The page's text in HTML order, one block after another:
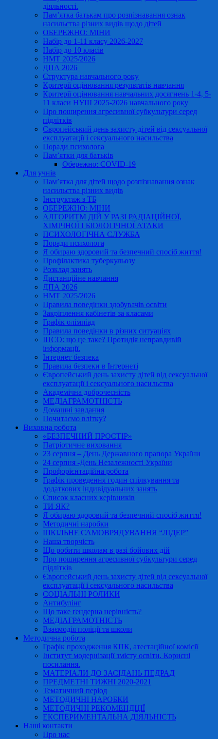
діяльності.
Пам’ятка батькам про розпізнавання ознак
насильства різних видів щодо дітей
ОБЕРЕЖНО: МІНИ
Набір до 1-11 класу 2026-2027
Набір до 10 класів
НМТ 2025/2026
ДПА 2026
Структура навчального року
Критерії оцінювання результатів навчання
Критерії оцінювання навчальних досягнень 1-4, 5-
11 класи НУШ 2025-2026 навчального року
Про поширення агресивної субкультури серед
підлітків
Європейський день захисту дітей від сексуальної
експлуатації і сексуального насильства
Поради психолога
Пам’ятки для батьків
Обережно: COVID-19
Для учнів
Пам’ятка для дітей щодо розпізнавання ознак
насильства різних видів
Інструктаж з ТБ
ОБЕРЕЖНО: МІНИ
АЛГОРИТМ ДІЙ У РАЗІ РАДІАЦІЙНОЇ,
ХІМІЧНОЇ І БІОЛОГІЧНОЇ АТАКИ
ПСИХОЛОГІЧНА СЛУЖБА
Поради психолога
Я обираю здоровий та безпечний спосіб життя!
Профілактика туберкульозу
Розклад занять
Дистанційне навчання
ДПА 2026
НМТ 2025/2026
Правила поведінки здобувачів освіти
Закріплення кабінетів за класами
Графік олімпіад
Правила поведінки в різних ситуаціях
ІПСО: що це таке? Протидія неправдивій
інформації.
Інтернет безпека
Правила безпеки в Інтернеті
Європейський день захисту дітей від сексуальної
експлуатації і сексуального насильства
Академічна доброчесність
МЕДІАГРАМОТНІСТЬ
Домашні завдання
Почитаємо влітку?
Виховна робота
«БЕЗПЕЧНИЙ ПРОСТІР»
Патріотичне виховання
23 серпня – День Державного прапора України
24 серпня -День Незалежності України
Профорієнтаційна робота
Графік проведення годин спілкування та
додаткових індивідуальних занять
Список класних керівників
ТИ ЯК?
Я обираю здоровий та безпечний спосіб життя!
Методичні наробки
ШКІЛЬНЕ САМОВРЯДУВАННЯ “ЛІДЕР”
Наша творчість
Що робити школам в разі бойових дій
Про поширення агресивної субкультури серед
підлітків
Європейський день захисту дітей від сексуальної
експлуатації і сексуального насильства
СОЦІАЛЬНІ РОЛИКИ
Антибулінг
Що таке ґендерна нерівність?
МЕДІАГРАМОТНІСТЬ
Взаємодія поліції та школи
Методична робота
Графік проходження КПК, атестаційної комісії
Інститут модернізації змісту освіти. Корисні
посилання.
МАТЕРІАЛИ ДО ЗАСІДАНЬ ПЕДРАД
ПРЕДМЕТНІ ТИЖНІ 2020-2021
Тематичний період
МЕТОДИЧНІ НАРОБКИ
МЕТОДИЧНІ РЕКОМЕНДЦІЇ
ЕКСПЕРИМЕНТАЛЬНА ДІЯЛЬНІСТЬ
Наші контакти
Про нас